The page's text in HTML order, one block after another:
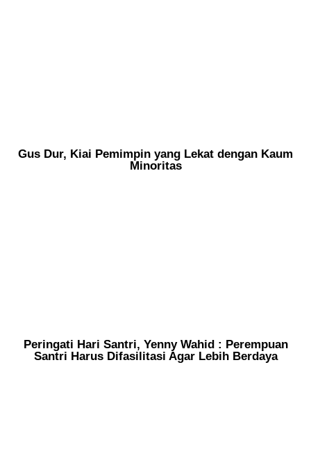
Gus Dur, Kiai Pemimpin yang Lekat dengan Kaum
Minoritas
Peringati Hari Santri, Yenny Wahid : Perempuan
Santri Harus Difasilitasi Agar Lebih Berdaya